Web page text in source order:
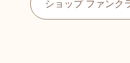
ショップ ファンク